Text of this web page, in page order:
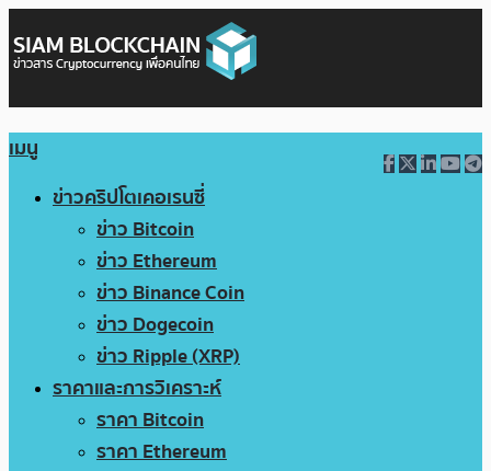
เมนู
ข่าวคริปโตเคอเรนซี่
ข่าว Bitcoin
ข่าว Ethereum
ข่าว Binance Coin
ข่าว Dogecoin
ข่าว Ripple (XRP)
ราคาและการวิเคราะห์
ราคา Bitcoin
ราคา Ethereum